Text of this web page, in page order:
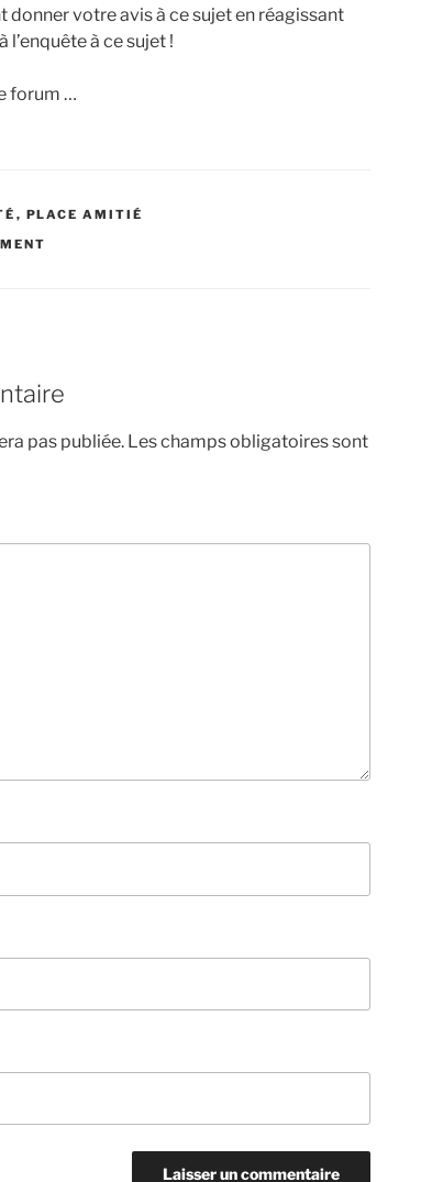
donner votre avis à ce sujet en réagissant
à ce sujet !
forum …
, PLACE AMITIÉ
pas publiée. Les champs obligatoires sont